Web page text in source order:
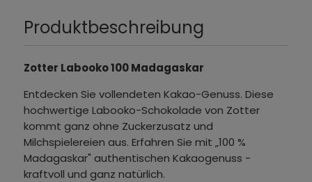
Produktbeschreibung
Zotter Labooko 100 Madagaskar
Entdecken Sie vollendeten Kakao-Genuss. Diese
hochwertige Labooko-Schokolade von Zotter
kommt ganz ohne Zuckerzusatz und
Milchspielereien aus. Erfahren Sie mit „100 %
Madagaskar" authentischen Kakaogenuss -
kraftvoll und ganz natürlich.